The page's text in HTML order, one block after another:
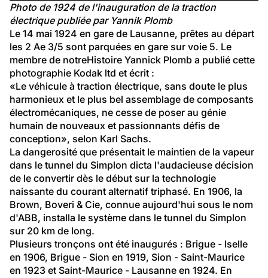
Photo de 1924 de l'inauguration de la traction
électrique publiée par Yannik Plomb
Le 14 mai 1924 en gare de Lausanne, prêtes au départ
les 2 Ae 3/5 sont parquées en gare sur voie 5. Le
membre de notreHistoire Yannick Plomb a publié cette
photographie Kodak ltd et écrit :
«Le véhicule à traction électrique, sans doute le plus
harmonieux et le plus bel assemblage de composants
électromécaniques, ne cesse de poser au génie
humain de nouveaux et passionnants défis de
conception», selon Karl Sachs.
La dangerosité que présentait le maintien de la vapeur
dans le tunnel du Simplon dicta l'audacieuse décision
de le convertir dès le début sur la technologie
naissante du courant alternatif triphasé. En 1906, la
Brown, Boveri & Cie, connue aujourd'hui sous le nom
d'ABB, installa le système dans le tunnel du Simplon
sur 20 km de long.
Plusieurs tronçons ont été inaugurés : Brigue - Iselle
en 1906, Brigue - Sion en 1919, Sion - Saint-Maurice
en 1923 et Saint-Maurice - Lausanne en 1924. En